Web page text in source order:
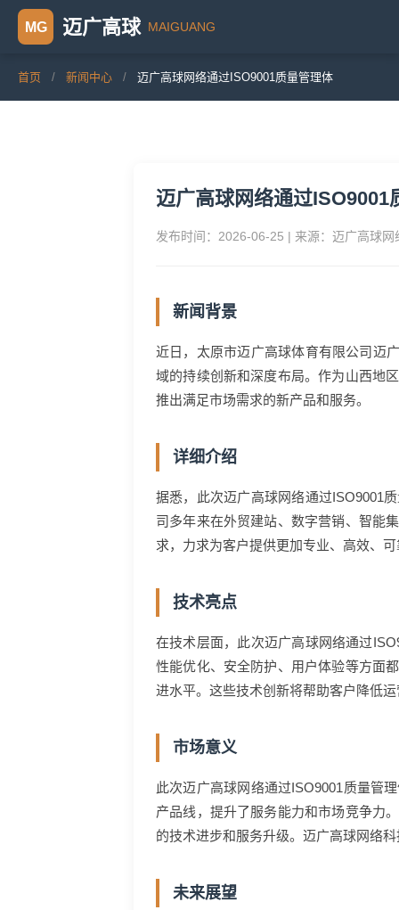
MG 迈广高球 MAIGUANG
首页 / 新闻中心 / 迈广高球网络通过ISO9001质量管理体
迈广高球网络通过ISO9001
发布时间：2026-06-25 | 来源：迈广高球
新闻背景
近日，太原市迈广高球体育有限公司迈
域的持续创新和深度布局。作为山西地
推出满足市场需求的新产品和服务。
详细介绍
据悉，此次迈广高球网络通过ISO9001
司多年来在外贸建站、数字营销、智能
求，力求为客户提供更加专业、高效、
技术亮点
在技术层面，此次迈广高球网络通过
性能优化、安全防护、用户体验等方面
进水平。这些技术创新将帮助客户降低
市场意义
此次迈广高球网络通过ISO9001质量管
产品线，提升了服务能力和市场竞争力
的技术进步和服务升级。迈广高球网络
未来展望